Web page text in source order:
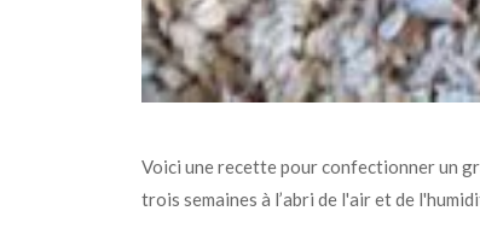
Voici une recette pour confectionner un
trois semaines à l’abri de l'air et de